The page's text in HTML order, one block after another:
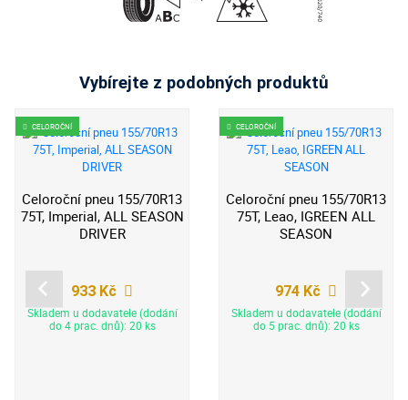
Vybírejte z podobných produktů
CELOROČNÍ
Celoroční pneu 155/70R13
75T, Imperial, ALL SEASON
DRIVER
933 Kč
Skladem u dodavatele (dodání
do 4 prac. dnů): 20 ks
CELOROČNÍ
Celoroční pneu 155/70R13
75T, Leao, IGREEN ALL
SEASON
974 Kč
Skladem u dodavatele (dodání
do 5 prac. dnů): 20 ks